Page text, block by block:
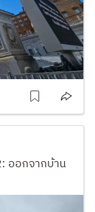
ออกจากบ้าน